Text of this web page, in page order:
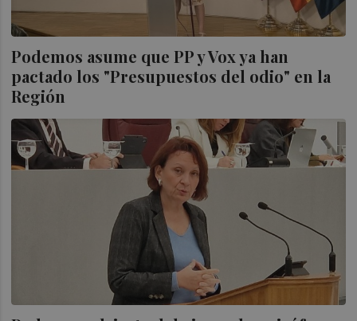
Podemos asume que PP y Vox ya han
pactado los "Presupuestos del odio" en la
Región